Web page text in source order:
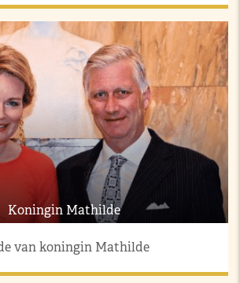
Koningin Mathilde
van koningin Mathilde